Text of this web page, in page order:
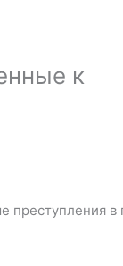
к
преступления в